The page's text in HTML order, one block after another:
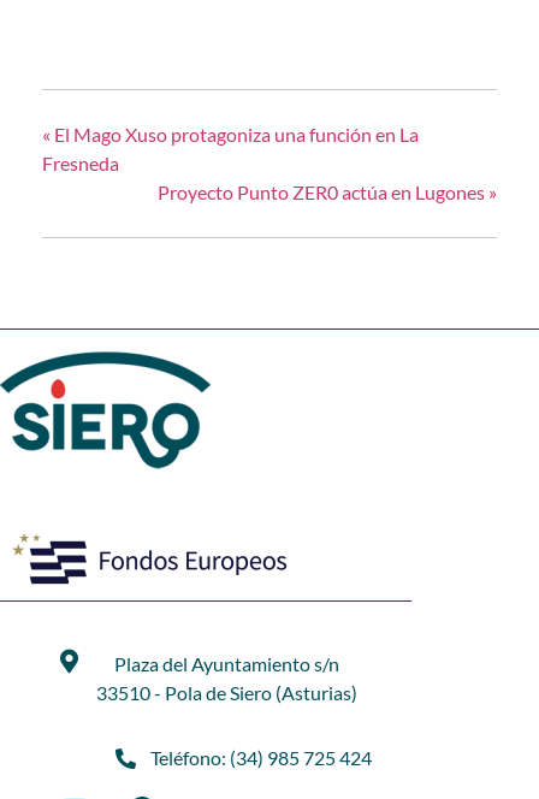
« El Mago Xuso protagoniza una función en La
Fresneda
Proyecto Punto ZER0 actúa en Lugones »
Plaza del Ayuntamiento s/n
33510 - Pola de Siero (Asturias)
Teléfono: (34) 985 725 424